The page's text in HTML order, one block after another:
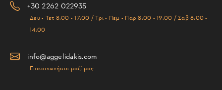
+30 2262 022935
Δευ - Τετ 8:00 - 17:00 / Τρι - Πεμ - Παρ 8:00 - 19:00 / Σαβ 8:00 -
14:00
info@aggelidakis.com
Επικοινωνήστε μαζί μας